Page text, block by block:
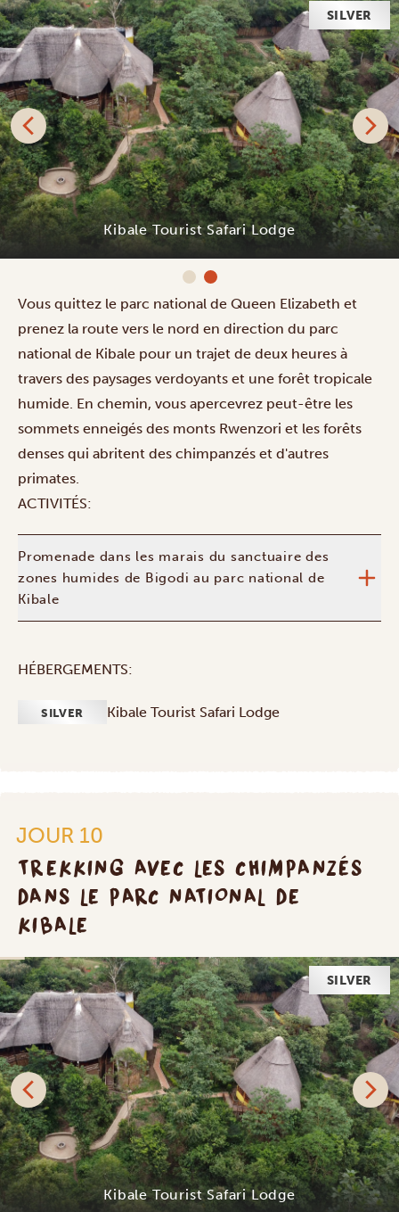
SILVER
Kibale Tourist Safari Lodge
Vous quittez le parc national de Queen Elizabeth et
prenez la route vers le nord en direction du parc
national de Kibale pour un trajet de deux heures à
travers des paysages verdoyants et une forêt tropicale
humide. En chemin, vous apercevrez peut-être les
sommets enneigés des monts Rwenzori et les forêts
denses qui abritent des chimpanzés et d'autres
primates.
ACTIVITÉS:
Promenade dans les marais du sanctuaire des
zones humides de Bigodi au parc national de
Kibale
HÉBERGEMENTS:
SILVER Kibale Tourist Safari Lodge
JOUR 10
TREKKING AVEC LES CHIMPANZÉS
DANS LE PARC NATIONAL DE
KIBALE
SILVER
Kibale Tourist Safari Lodge